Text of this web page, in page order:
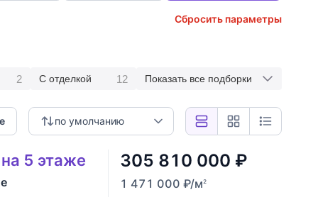
Сбросить параметры
2 С отделкой 12 Показать все подборки
по умолчанию
5 этаже 305 810 000 ₽
1 471 000 ₽/м2